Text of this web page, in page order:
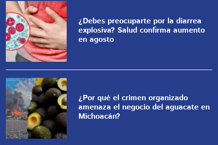
¿Debes preocuparte por la diarrea
explosiva? Salud confirma aumento
en agosto
¿Por qué el crimen organizado
amenaza el negocio del aguacate en
Michoacán?